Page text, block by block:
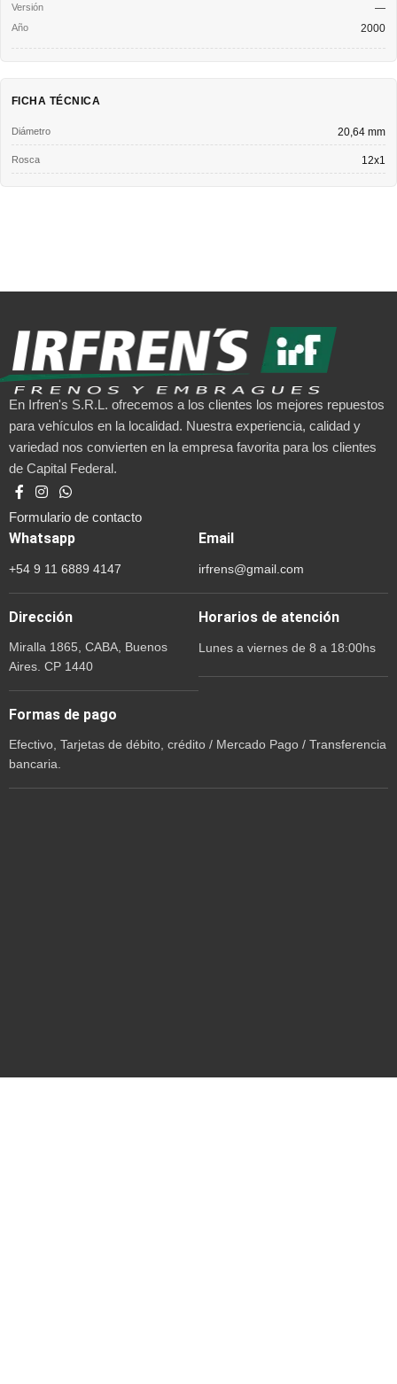
—
2000
FICHA TÉCNICA
Diámetro 20,64 mm
Rosca 12x1
En Irfren's S.R.L. ofrecemos a los clientes los mejores repuestos
para vehículos en la localidad. Nuestra experiencia, calidad y
variedad nos convierten en la empresa favorita para los clientes
de Capital Federal.
Formulario de contacto
Whatsapp
+54 9 11 6889 4147
Email
irfrens@gmail.com
Dirección
Miralla 1865, CABA, Buenos
Aires. CP 1440
Horarios de atención
Lunes a viernes de 8 a 18:00hs
Formas de pago
Efectivo, Tarjetas de débito, crédito / Mercado Pago / Transferencia
bancaria.